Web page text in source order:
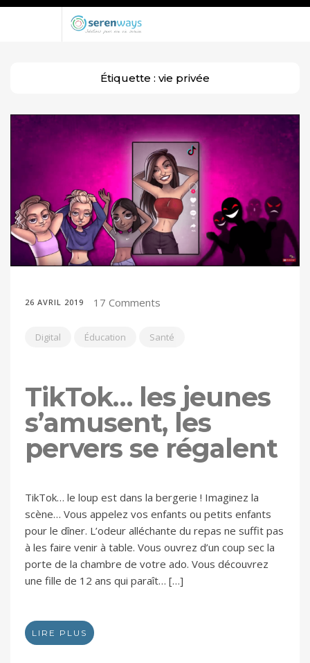
Étiquette : vie privée
26 AVRIL 2019 17 Comments
Digital Éducation Santé
TikTok… les jeunes
s’amusent, les
pervers se régalent
TikTok… le loup est dans la bergerie ! Imaginez la
scène… Vous appelez vos enfants ou petits enfants
pour le dîner. L’odeur alléchante du repas ne suffit pas
à les faire venir à table. Vous ouvrez d’un coup sec la
porte de la chambre de votre ado. Vous découvrez
une fille de 12 ans qui paraît… […]
LIRE PLUS